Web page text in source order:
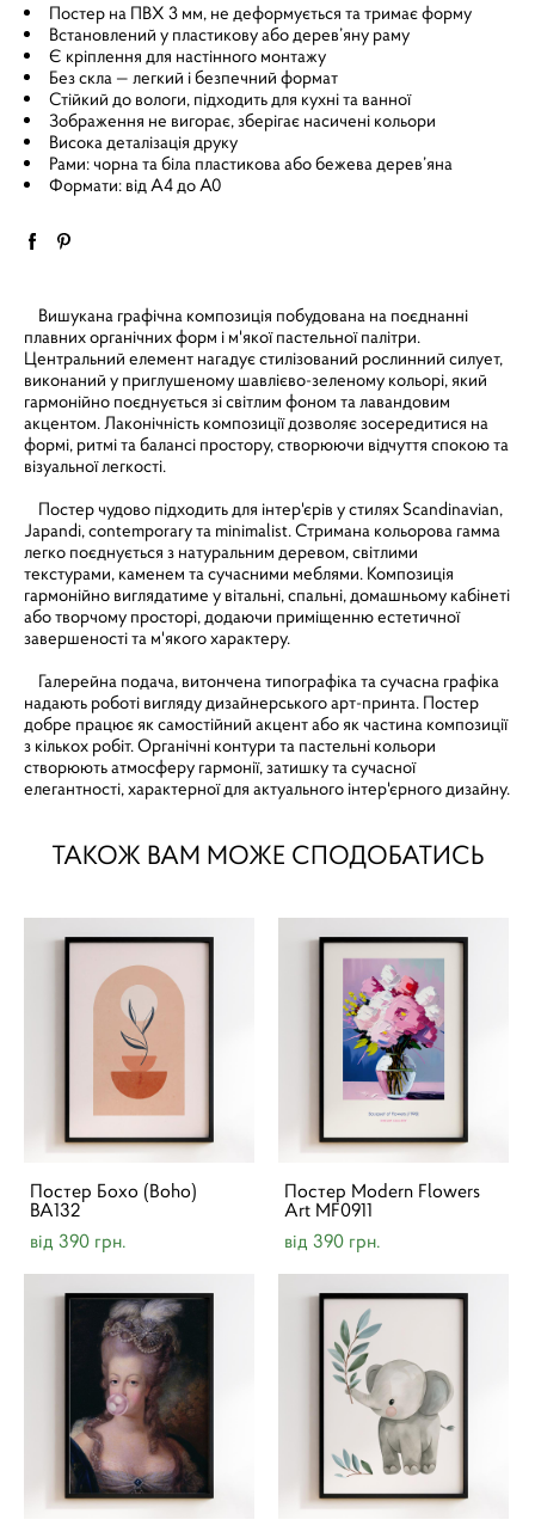
Постер на ПВХ 3 мм, не деформується та тримає форму
Встановлений у пластикову або дерев’яну раму
Є кріплення для настінного монтажу
Без скла — легкий і безпечний формат
Стійкий до вологи, підходить для кухні та ванної
Зображення не вигорає, зберігає насичені кольори
Висока деталізація друку
Рами: чорна та біла пластикова або бежева дерев’яна
Формати: від A4 до A0
Вишукана графічна композиція побудована на поєднанні
плавних органічних форм і м'якої пастельної палітри.
Центральний елемент нагадує стилізований рослинний силует,
виконаний у приглушеному шавлієво-зеленому кольорі, який
гармонійно поєднується зі світлим фоном та лавандовим
акцентом. Лаконічність композиції дозволяє зосередитися на
формі, ритмі та балансі простору, створюючи відчуття спокою та
візуальної легкості.
Постер чудово підходить для інтер'єрів у стилях Scandinavian,
Japandi, contemporary та minimalist. Стримана кольорова гамма
легко поєднується з натуральним деревом, світлими
текстурами, каменем та сучасними меблями. Композиція
гармонійно виглядатиме у вітальні, спальні, домашньому кабінеті
або творчому просторі, додаючи приміщенню естетичної
завершеності та м'якого характеру.
Галерейна подача, витончена типографіка та сучасна графіка
надають роботі вигляду дизайнерського арт-принта. Постер
добре працює як самостійний акцент або як частина композиції
з кількох робіт. Органічні контури та пастельні кольори
створюють атмосферу гармонії, затишку та сучасної
елегантності, характерної для актуального інтер'єрного дизайну.
ТАКОЖ ВАМ МОЖЕ СПОДОБАТИСЬ
Постер Бохо (Boho)
BA132
від 390 грн.
Постер Modern Flowers
Art MF0911
від 390 грн.